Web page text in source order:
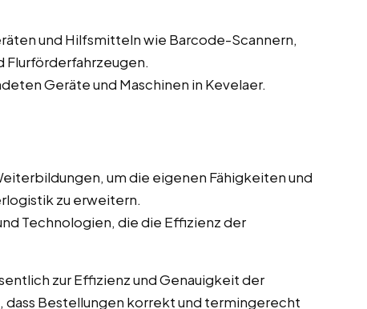
und Hilfsmitteln wie Barcode-Scannern,
Flurförderfahrzeugen.
Geräte und Maschinen in Kevelaer.
um die eigenen Fähigkeiten und
zu erweitern.
Technologien, die die Effizienz der
zur Effizienz und Genauigkeit der
Bestellungen korrekt und termingerecht